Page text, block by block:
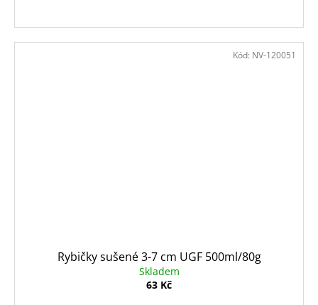
Rybičky sušené 3-7 cm UGF 500ml/80g
Skladem
63 Kč
Kód: NV-120051